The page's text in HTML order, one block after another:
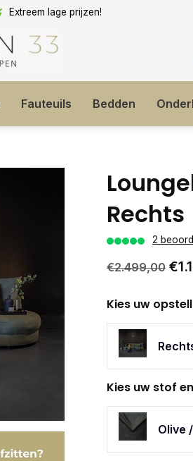
Extreem lage prijzen!
Fauteuils Bedden
Rechts
2
€2.499,00
Kies uw
Kies uw stof
Olive